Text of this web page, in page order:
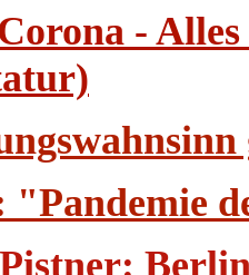
-
"Pandemie